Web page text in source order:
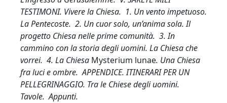
TESTIMONI. Vivere la Chiesa. 1. Un vento impetuoso.
La Pentecoste. 2. Un cuor solo, un’anima sola. Il
progetto Chiesa nelle prime comunità. 3. In
cammino con la storia degli uomini. La Chiesa che
vorrei. 4. La Chiesa Mysterium lunae. Una Chiesa
fra luci e ombre. APPENDICE. ITINERARI PER UN
PELLEGRINAGGIO. Tra le Chiese degli uomini.
Tavole. Appunti.